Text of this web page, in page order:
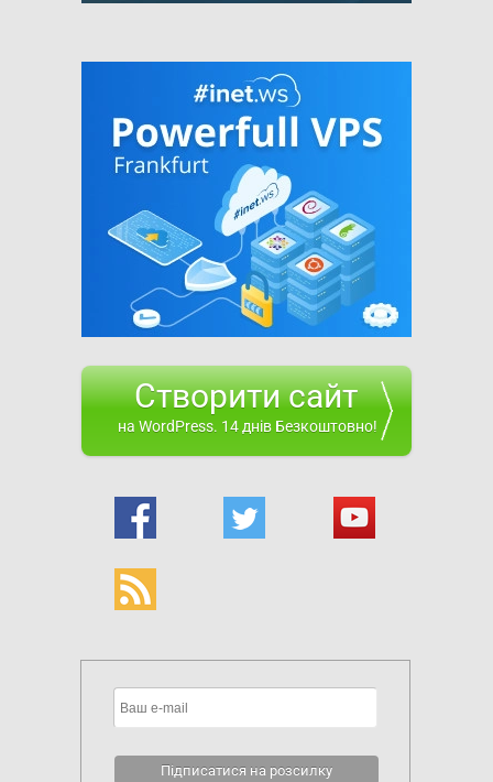
Створити сайт
на WordPress. 14 днів Безкоштовно!